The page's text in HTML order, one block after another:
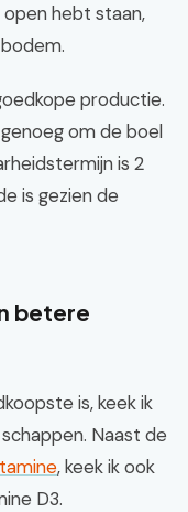
hebt staan,
productie.
om de boel
is 2
is gezien de
betere
is, keek ik
Naast de
, keek ik ook
D3.